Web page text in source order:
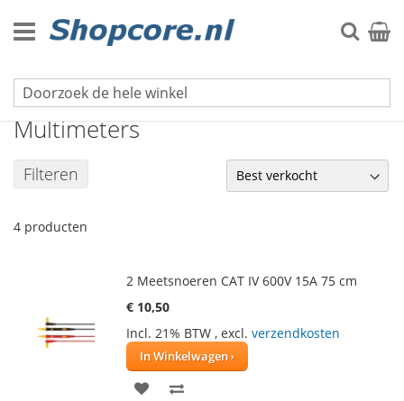
naar
de
Zoek
Meetgereedschap
Multimeters
Filteren
4 producten
2 Meetsnoeren CAT IV 600V 15A 75 cm
€ 10,50
Incl. 21% BTW , excl. verzendkosten
In Winkelwagen
VOEG